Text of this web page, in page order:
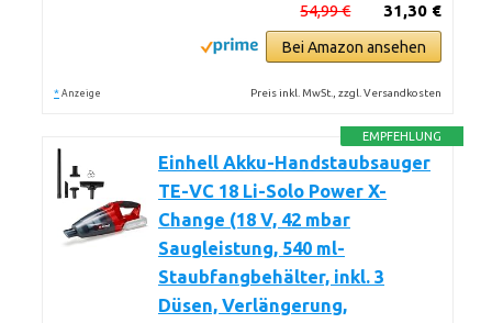
31,30 €
54,99 €
Bei Amazon ansehen
* Anzeige Preis inkl. MwSt., zzgl. Versandkosten
EMPFEHLUNG
Einhell Akku-Handstaubsauger
TE-VC 18 Li-Solo Power X-
Change (18 V, 42 mbar
Saugleistung, 540 ml-
Staubfangbehälter, inkl. 3
Düsen, Verlängerung,